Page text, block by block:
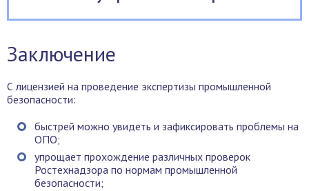
Заключение
С лицензией на проведение экспертизы промышленной
безопасности:
быстрей можно увидеть и зафиксировать проблемы на
ОПО;
упрощает прохождение различных проверок
Ростехнадзора по нормам промышленной
безопасности;